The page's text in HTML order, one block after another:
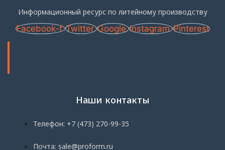
Информационный ресурс по литейному производству
Facebook-f Twitter Google Instagram Pinterest
Наши контакты
Телефон: +7 (473) 270-99-35
Почта: sale@proform.ru